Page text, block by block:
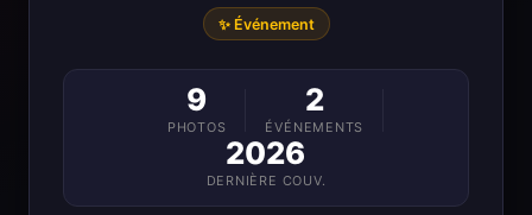
✨ Événement
9
PHOTOS
2
ÉVÉNEMENTS
2026
DERNIÈRE COUV.